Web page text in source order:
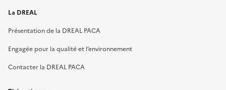
La DREAL
Présentation de la DREAL PACA
Engagée pour la qualité et l’environnement
Contacter la DREAL PACA